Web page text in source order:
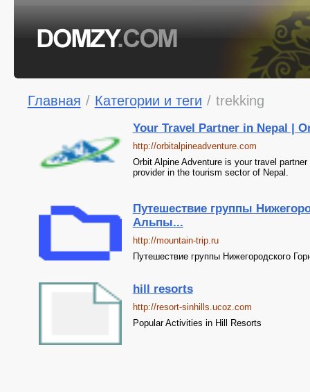
Главная / Категории и теги / trekking
Your Travel Partner in Nepal |
http://orbitalpineadventure.com
Orbit Alpine Adventure is your travel
provider in the tourism sector of Nepal.
Путешествие группы
Альпы...
http://mountain-trip.ru
Путешествие группы Нижегородского
hill resorts
http://resort-sinhills.ucoz.com
Popular Activities in Hill Resorts